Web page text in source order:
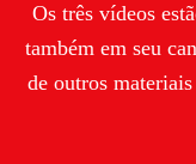
Os três vídeos
também em seu
de outros